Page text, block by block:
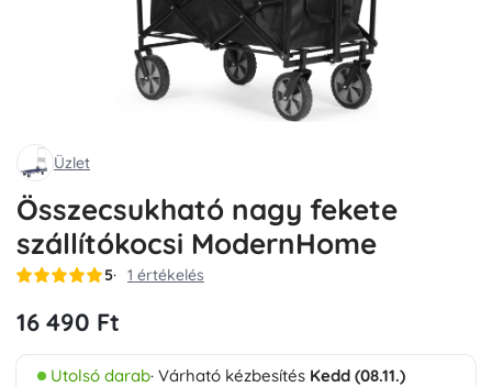
Üzlet
Összecsukható nagy fekete
szállítókocsi ModernHome
5 1 értékelés
16 490 Ft
Utolsó darab· Várható kézbesítés Kedd (08.11.)